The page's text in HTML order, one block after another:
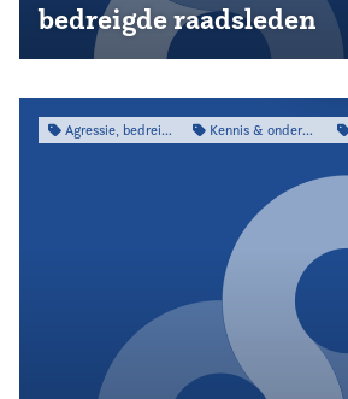
bedreigde raadsleden
Agressie, bedreiging & intimidatie Kennis & onderzoek